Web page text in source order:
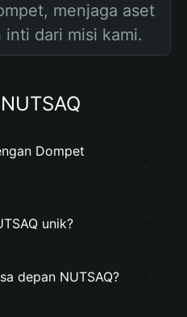
menjaga aset
inti dari misi kami.
Dompet
unik?
depan NUTSAQ?